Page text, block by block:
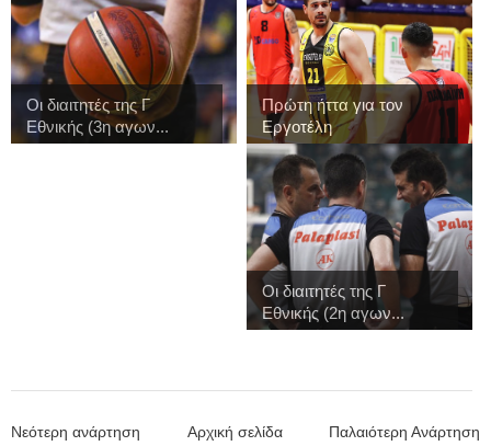
Οι διαιτητές της Γ
Εθνικής (3η αγων...
Πρώτη ήττα για τον
Εργοτέλη
Οι διαιτητές της Γ
Εθνικής (2η αγων...
Νεότερη ανάρτηση Παλαιότερη Ανάρτηση
Αρχική σελίδα